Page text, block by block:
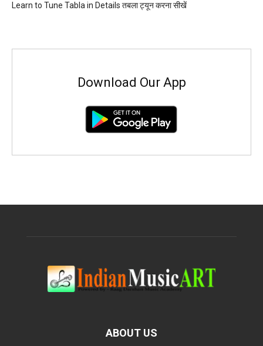
Learn to Tune Tabla in Details तबला ट्यून करना सीखें
Download Our App
ABOUT US